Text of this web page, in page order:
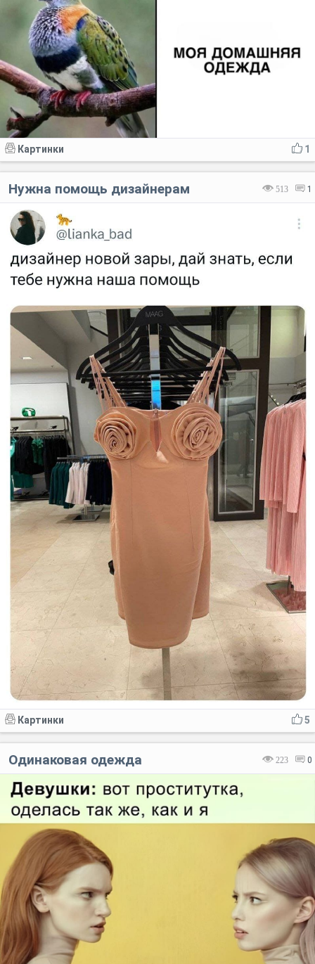
1
Картинки
513 1
Нужна помощь дизайнерам
5
Картинки
223 0
Одинаковая одежда